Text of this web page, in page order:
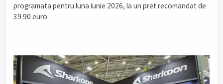
programata pentru luna iunie 2026, la un pret recomandat de
39.90 euro.